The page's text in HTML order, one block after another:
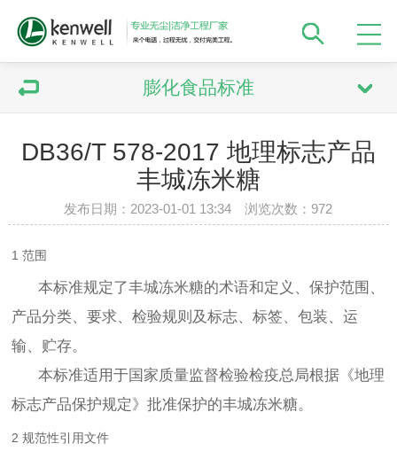
膨化食品标准
DB36/T 578-2017 地理标志产品
丰城冻米糖
发布日期：2023-01-01 13:34 浏览次数： 972
1 范围
本标准规定了丰城冻米糖的术语和定义、保护范围、
产品分类、要求、检验规则及标志、标签、包装、运
输、贮存。
本标准适用于国家质量监督检验检疫总局根据《地理
标志产品保护规定》批准保护的丰城冻米糖。
2 规范性引用文件